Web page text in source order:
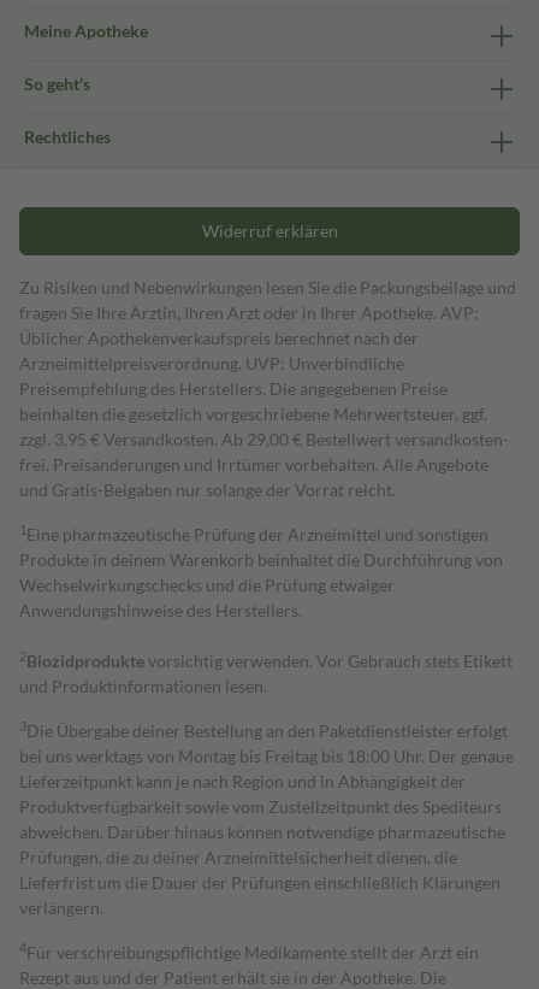
Meine Apotheke
So geht's
Rechtliches
Widerruf erklären
Zu Risiken und Nebenwirkungen lesen Sie die Packungsbeilage und
fragen Sie Ihre Ärztin, Ihren Arzt oder in Ihrer Apotheke. AVP:
Üblicher Apothekenverkaufspreis berechnet nach der
Arzneimittelpreisverordnung. UVP: Unverbindliche
Preisempfehlung des Herstellers. Die angegebenen Preise
beinhalten die gesetzlich vorgeschriebene Mehrwertsteuer, ggf.
zzgl. 3,95 € Versandkosten. Ab 29,00 € Bestell­wert versand­kosten­
frei. Preisänderungen und Irrtümer vorbehalten. Alle Angebote
und Gratis-Beigaben nur solange der Vorrat reicht.
1 Eine pharmazeutische Prüfung der Arzneimittel und sonstigen
Produkte in deinem Warenkorb beinhaltet die Durchführung von
Wechselwirkungschecks und die Prüfung etwaiger
Anwendungshinweise des Herstellers.
2Biozidproduktevorsichtig verwenden. Vor Gebrauch stets Etikett
und Produktinformationen lesen.
3Die Übergabe deiner Bestellung an den Paketdienstleister erfolgt
bei uns werktags von Montag bis Freitag bis 18:00 Uhr. Der genaue
Lieferzeitpunkt kann je nach Region und in Abhängigkeit der
Produktverfügbarkeit sowie vom Zustellzeitpunkt des Spediteurs
abweichen. Darüber hinaus können notwendige pharmazeutische
Prüfungen, die zu deiner Arzneimittelsicherheit dienen, die
Lieferfrist um die Dauer der Prüfungen einschließlich Klärungen
verlängern.
4Für verschreibungspflichtige Medikamente stellt der Arzt ein
Rezept aus und der Patient erhält sie in der Apotheke. Die